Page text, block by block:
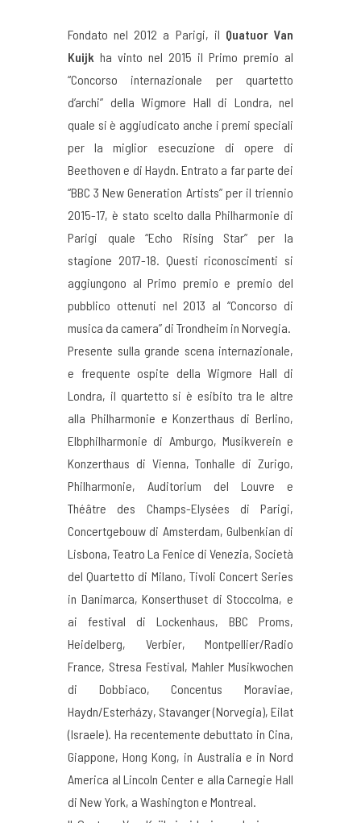
Fondato nel 2012 a Parigi, il Quatuor Van
Kuijk ha vinto nel 2015 il Primo premio al
“Concorso internazionale per quartetto
d’archi” della Wigmore Hall di Londra, nel
quale si è aggiudicato anche i premi speciali
per la miglior esecuzione di opere di
Beethoven e di Haydn. Entrato a far parte dei
“BBC 3 New Generation Artists” per il triennio
2015-17, è stato scelto dalla Philharmonie di
Parigi quale “Echo Rising Star” per la
stagione 2017-18. Questi riconoscimenti si
aggiungono al Primo premio e premio del
pubblico ottenuti nel 2013 al “Concorso di
musica da camera” di Trondheim in Norvegia.
Presente sulla grande scena internazionale,
e frequente ospite della Wigmore Hall di
Londra, il quartetto si è esibito tra le altre
alla Philharmonie e Konzerthaus di Berlino,
Elbphilharmonie di Amburgo, Musikverein e
Konzerthaus di Vienna, Tonhalle di Zurigo,
Philharmonie, Auditorium del Louvre e
Théâtre des Champs-Elysées di Parigi,
Concertgebouw di Amsterdam, Gulbenkian di
Lisbona, Teatro La Fenice di Venezia, Società
del Quartetto di Milano, Tivoli Concert Series
in Danimarca, Konserthuset di Stoccolma, e
ai festival di Lockenhaus, BBC Proms,
Heidelberg, Verbier, Montpellier/Radio
France, Stresa Festival, Mahler Musikwochen
di Dobbiaco, Concentus Moraviae,
Haydn/Esterházy, Stavanger (Norvegia), Eilat
(Israele). Ha recentemente debuttato in Cina,
Giappone, Hong Kong, in Australia e in Nord
America al Lincoln Center e alla Carnegie Hall
di New York, a Washington e Montreal.